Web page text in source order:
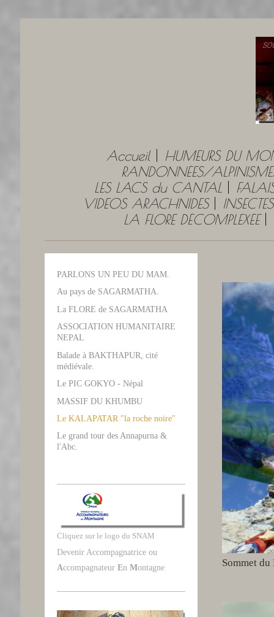
Accueil
HUMEURS DU
RANDONNÉES/
LES LACS du CANTAL
VIDEOS ARACHNIDES
INSECTES
LA FLORE DÉCOMPLEXÉE
Sommet
PARLONS UN PEU DU MAM.
Au pays de SAGARMATHA.
La FLORE de SAGARMATHA
ASSOCIATION HUMANITAIRE
NEPAL
Balade à BAKTHAPUR, cité
médiévale.
Le PIC GOKYO - Népal
MASSIF DU KHUMBU
Le KALAPATAR "la roche noire"
Le grand tour des Annapurna &
l'Abc.
Cliquez sur le logo du SNAM
Devenir Accompagnatrice ou
Accompagnateur En Montagne